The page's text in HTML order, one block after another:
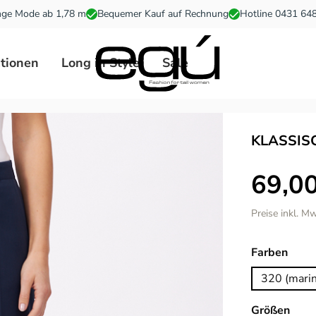
Mode ab 1,78 m Bequemer Kauf auf Rechnung Hotline 0431
Long in Style Sale
Preise inkl.
Farben
320
Größen